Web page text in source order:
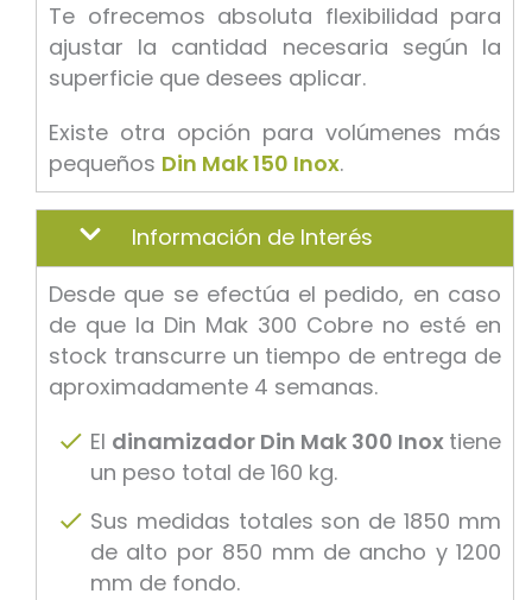
Te ofrecemos absoluta flexibilidad para
ajustar la cantidad necesaria según la
superficie que desees aplicar.
Existe otra opción para volúmenes más
pequeños Din Mak 150 Inox.
Información de Interés
Desde que se efectúa el pedido, en caso
de que la Din Mak 300 Cobre no esté en
stock transcurre un tiempo de entrega de
aproximadamente 4 semanas.
El dinamizador Din Mak 300 Inox tiene
un peso total de 160 kg.
Sus medidas totales son de 1850 mm
de alto por 850 mm de ancho y 1200
mm de fondo.